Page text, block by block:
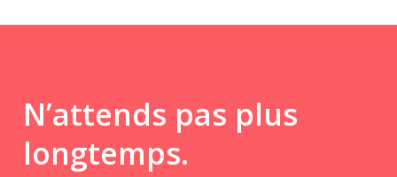
N’attends pas plus
longtemps.